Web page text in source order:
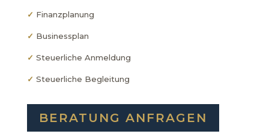
✓ Finanzplanung
✓ Businessplan
✓ Steuerliche Anmeldung
✓ Steuerliche Begleitung
BERATUNG ANFRAGEN